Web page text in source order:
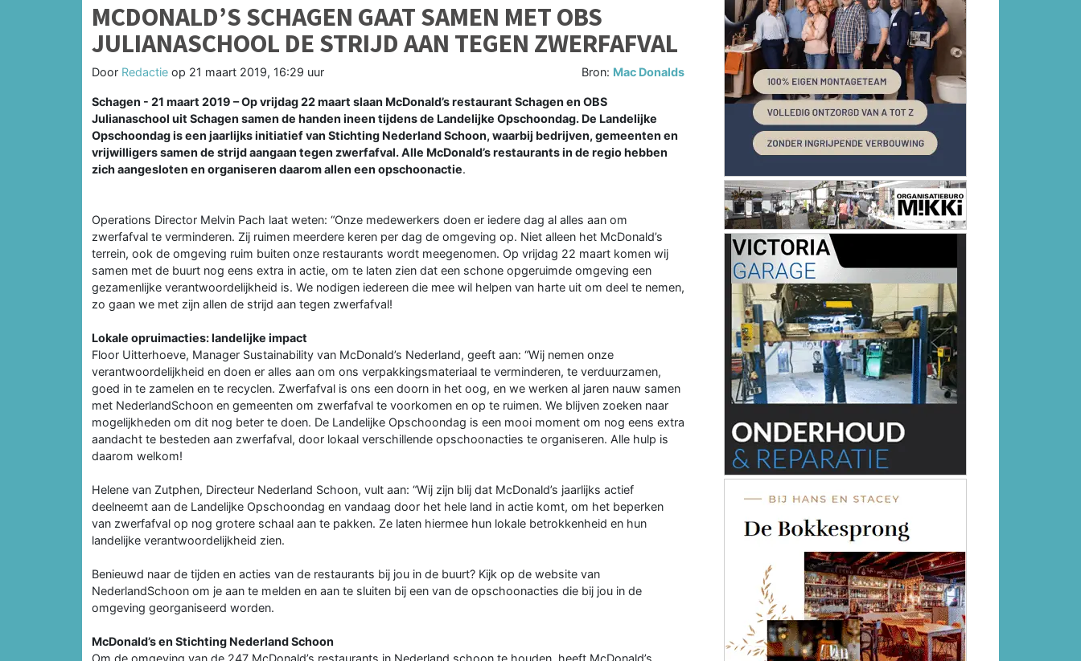
MCDONALD’S SCHAGEN GAAT SAMEN MET OBS
JULIANASCHOOL DE STRIJD AAN TEGEN ZWERFAFVAL
Door Redactie op 21 maart 2019, 16:29 uur Bron: Mac Donalds
Schagen - 21 maart 2019 – Op vrijdag 22 maart slaan McDonald’s restaurant Schagen en OBS
Julianaschool uit Schagen samen de handen ineen tijdens de Landelijke Opschoondag. De Landelijke
Opschoondag is een jaarlijks initiatief van Stichting Nederland Schoon, waarbij bedrijven, gemeenten en
vrijwilligers samen de strijd aangaan tegen zwerfafval. Alle McDonald’s restaurants in de regio hebben
zich aangesloten en organiseren daarom allen een opschoonactie.
Operations Director Melvin Pach laat weten: “Onze medewerkers doen er iedere dag al alles aan om
zwerfafval te verminderen. Zij ruimen meerdere keren per dag de omgeving op. Niet alleen het McDonald’s
terrein, ook de omgeving ruim buiten onze restaurants wordt meegenomen. Op vrijdag 22 maart komen wij
samen met de buurt nog eens extra in actie, om te laten zien dat een schone opgeruimde omgeving een
gezamenlijke verantwoordelijkheid is. We nodigen iedereen die mee wil helpen van harte uit om deel te nemen,
zo gaan we met zijn allen de strijd aan tegen zwerfafval!
Lokale opruimacties: landelijke impact
Floor Uitterhoeve, Manager Sustainability van McDonald’s Nederland, geeft aan: “Wij nemen onze
verantwoordelijkheid en doen er alles aan om ons verpakkingsmateriaal te verminderen, te verduurzamen,
goed in te zamelen en te recyclen. Zwerfafval is ons een doorn in het oog, en we werken al jaren nauw samen
met NederlandSchoon en gemeenten om zwerfafval te voorkomen en op te ruimen. We blijven zoeken naar
mogelijkheden om dit nog beter te doen. De Landelijke Opschoondag is een mooi moment om nog eens extra
aandacht te besteden aan zwerfafval, door lokaal verschillende opschoonacties te organiseren. Alle hulp is
daarom welkom!
Helene van Zutphen, Directeur Nederland Schoon, vult aan: “Wij zijn blij dat McDonald’s jaarlijks actief
deelneemt aan de Landelijke Opschoondag en vandaag door het hele land in actie komt, om het beperken
van zwerfafval op nog grotere schaal aan te pakken. Ze laten hiermee hun lokale betrokkenheid en hun
landelijke verantwoordelijkheid zien.
Benieuwd naar de tijden en acties van de restaurants bij jou in de buurt? Kijk op de website van
NederlandSchoon om je aan te melden en aan te sluiten bij een van de opschoonacties die bij jou in de
omgeving georganiseerd worden.
McDonald’s en Stichting Nederland Schoon
Om de omgeving van de 247 McDonald’s restaurants in Nederland schoon te houden, heeft McDonald’s